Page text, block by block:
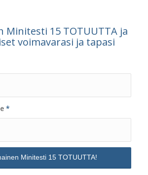
Minitesti 15 TOTUUTTA ja
voimavarasi ja tapasi
*